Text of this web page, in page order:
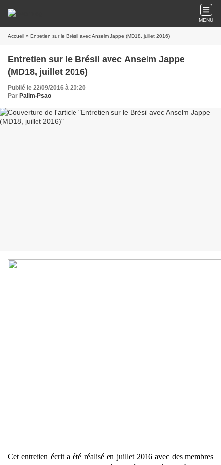
MENU
Accueil » Entretien sur le Brésil avec Anselm Jappe (MD18, juillet 2016)
Entretien sur le Brésil avec Anselm Jappe
(MD18, juillet 2016)
Publié le 22/09/2016 à 20:20
Par Palim-Psao
Cet entretien écrit a été réalisé en juillet 2016 avec des membres